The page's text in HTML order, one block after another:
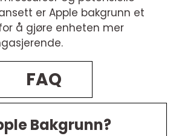
er Apple bakgrunn et
å gjøre enheten mer
FAQ
Bakgrunn?